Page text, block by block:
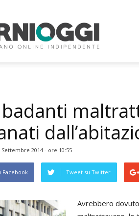
Settembre 2014 - ore 10:55
Facebook Tweet su Twitter
Avrebbero